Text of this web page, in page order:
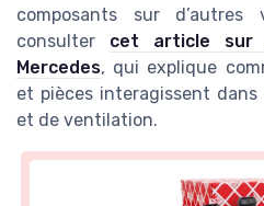
composants sur d’autres
consulter cet article sur
Mercedes, qui explique
et pièces interagissent
et de ventilation.